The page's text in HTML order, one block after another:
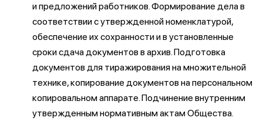
и предложений работников. Формирование дела в
соответствии с утвержденной номенклатурой,
обеспечение их сохранности и в установленные
сроки сдача документов в архив. Подготовка
документов для тиражирования на множительной
технике, копирование документов на персональном
копировальном аппарате. Подчинение внутренним
утвержденным нормативным актам Общества.